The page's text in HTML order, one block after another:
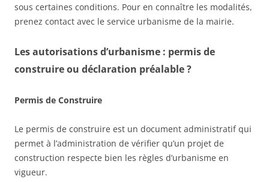
sous certaines conditions. Pour en connaître les modalités,
prenez contact avec le service urbanisme de la mairie.
Les autorisations d’urbanisme : permis de
construire ou déclaration préalable ?
Permis de Construire
Le permis de construire est un document administratif qui
permet à l’administration de vérifier qu’un projet de
construction respecte bien les règles d’urbanisme en
vigueur.